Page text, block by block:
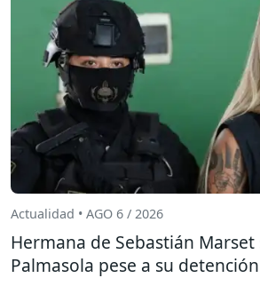
Actualidad • AGO 6 / 2026
Hermana de Sebastián Marset
Palmasola pese a su